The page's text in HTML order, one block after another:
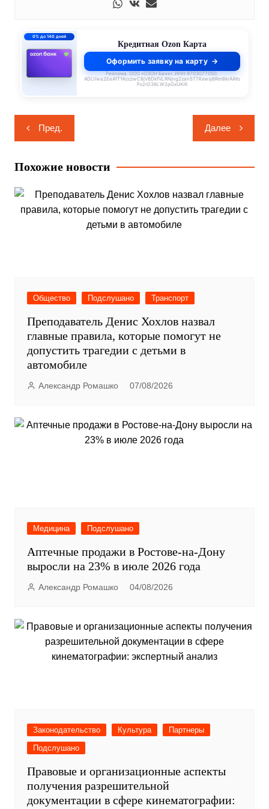
0% до 140 дней
Кредитная Ozon Карта
Оформить заявку на карту
Реклама. ООО «ОЗОН Банк». ИНН 9703077050.
ADLVwa2EeAfT1KcczwC8jV6DkfVLRNjng2zan577Kxwsj6Rm8krAAYo
Px2rD39LW2pGxUKiR
Навигация
по
записям
Пред. Далее
Похожие новости
Общество Подслушано Транспорт
Преподаватель Денис Хохлов назвал
главные правила, которые помогут не
допустить трагедии с детьми в
автомобиле
Александр Ромашко 07/08/2026
Медицина Подслушано
Аптечные продажи в Ростове-на-Дону
выросли на 23% в июле 2026 года
Александр Ромашко 04/08/2026
Законодательство Культура
Партнеры
Подслушано
Правовые и организационные аспекты
получения разрешительной
документации в сфере кинематографии: